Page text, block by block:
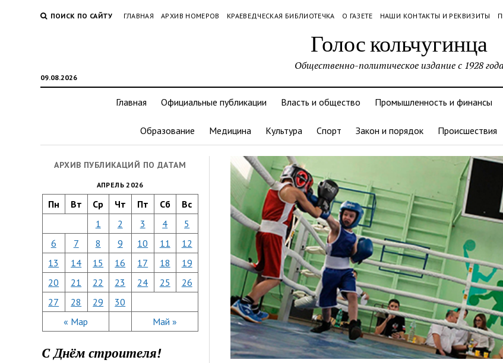
ПОИСК ПО САЙТУ ГЛАВНАЯ АРХИВ НОМЕРОВ КРАЕВЕДЧЕСКАЯ БИБЛИОТЕЧКА О ГАЗЕТЕ НАШИ КОНТАКТЫ И РЕКВИЗИТЫ
Голос кольчугинца
09.08.2026
Общественно-политическое издание с 1928 года
Главная Официальные публикации Власть и общество Промышленность и финансы
Образование Медицина Культура Спорт Закон и порядок Происшествия
АРХИВ ПУБЛИКАЦИЙ ПО ДАТАМ
АПРЕЛЬ 2026
Пн Вт Ср Чт Пт Сб Вс
« Мар Май »
1 2 3 4
5
6
7 8 9 10 11
12
13
14 15 16 17 18
19
20
21 22 23 24 25
26
27
28 29 30
С Днём строителя!